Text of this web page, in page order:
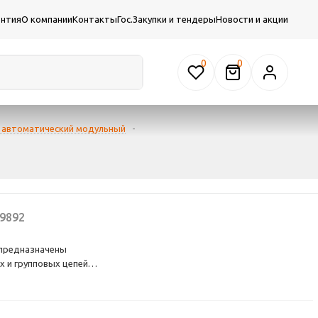
О компанииКонтактыГос.Закупки и тендерыНовости и акции
0
модульный
-
и групповых цепей
замыкания.